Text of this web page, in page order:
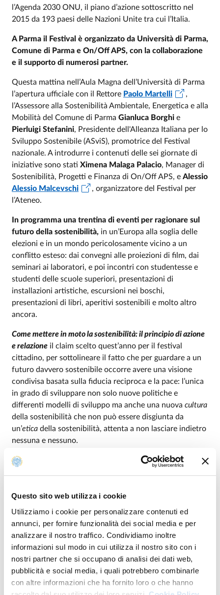
Questo sito web utilizza i cookie
Utilizziamo i cookie per personalizzare contenuti ed
annunci, per fornire funzionalità dei social media e per
analizzare il nostro traffico. Condividiamo inoltre
informazioni sul modo in cui utilizza il nostro sito con i
nostri partner che si occupano di analisi dei dati web,
pubblicità e social media, i quali potrebbero combinarle
con altre informazioni che ha fornito loro o che hanno
l’Agenda 2030 ONU, il piano d’azione sottoscritto nel
2015 da 193 paesi delle Nazioni Unite tra cui l’Italia.
A Parma il Festival è organizzato da Università di Parma,
Comune di Parma e On/Off APS, con la collaborazione
e il supporto di numerosi partner.
Questa mattina nell’Aula Magna dell’Università di Parma
l’apertura ufficiale con il Rettore Paolo Martelli
,
l’Assessore alla Sostenibilità Ambientale, Energetica e alla
Mobilità del Comune di Parma Gianluca Borghi e
Pierluigi Stefanini, Presidente dell'Alleanza Italiana per lo
Sviluppo Sostenibile (ASviS), promotrice del Festival
nazionale. A introdurre i contenuti delle sei giornate di
iniziative sono stati Ximena Malaga Palacio, Manager di
Sostenibilità, Progetti e Finanza di On/Off APS, e Alessio
Alessio Malcevschi
, organizzatore del Festival per
l’Ateneo.
In programma una trentina di eventi per ragionare sul
futuro della sostenibilità, in un’Europa alla soglia delle
elezioni e in un mondo pericolosamente vicino a un
conflitto esteso: dai convegni alle proiezioni di film, dai
seminari ai laboratori, e poi incontri con studentesse e
studenti delle scuole superiori, presentazioni di
installazioni artistiche, escursioni nei boschi,
presentazioni di libri, aperitivi sostenibili e molto altro
ancora.
Come mettere in moto la sostenibilità: il principio di azione
e relazione il claim scelto quest’anno per il festival
cittadino, per sottolineare il fatto che per guardare a un
futuro davvero sostenibile occorre avere una visione
condivisa basata sulla fiducia reciproca e la pace: l’unica
in grado di sviluppare non solo nuove politiche e
differenti modelli di sviluppo ma anche una nuova cultura
della sostenibilità che non può essere disgiunta da
un’etica della sostenibilità, attenta a non lasciare indietro
nessuna e nessuno.
Con il suo ricco programma di eventi il Festival di Parma
evidente, non solo per il futuro ma per il presente.
Obiettivo ultimo è quello di incoraggiare sempre più
processi partecipativi basati su un senso di
responsabilità comune per affrontare, insieme, le sfide di
un mondo in profonda trasformazione a livello non solo
ambientale ma anche economico e sociale.
Tutti gli eventi sono gratuiti